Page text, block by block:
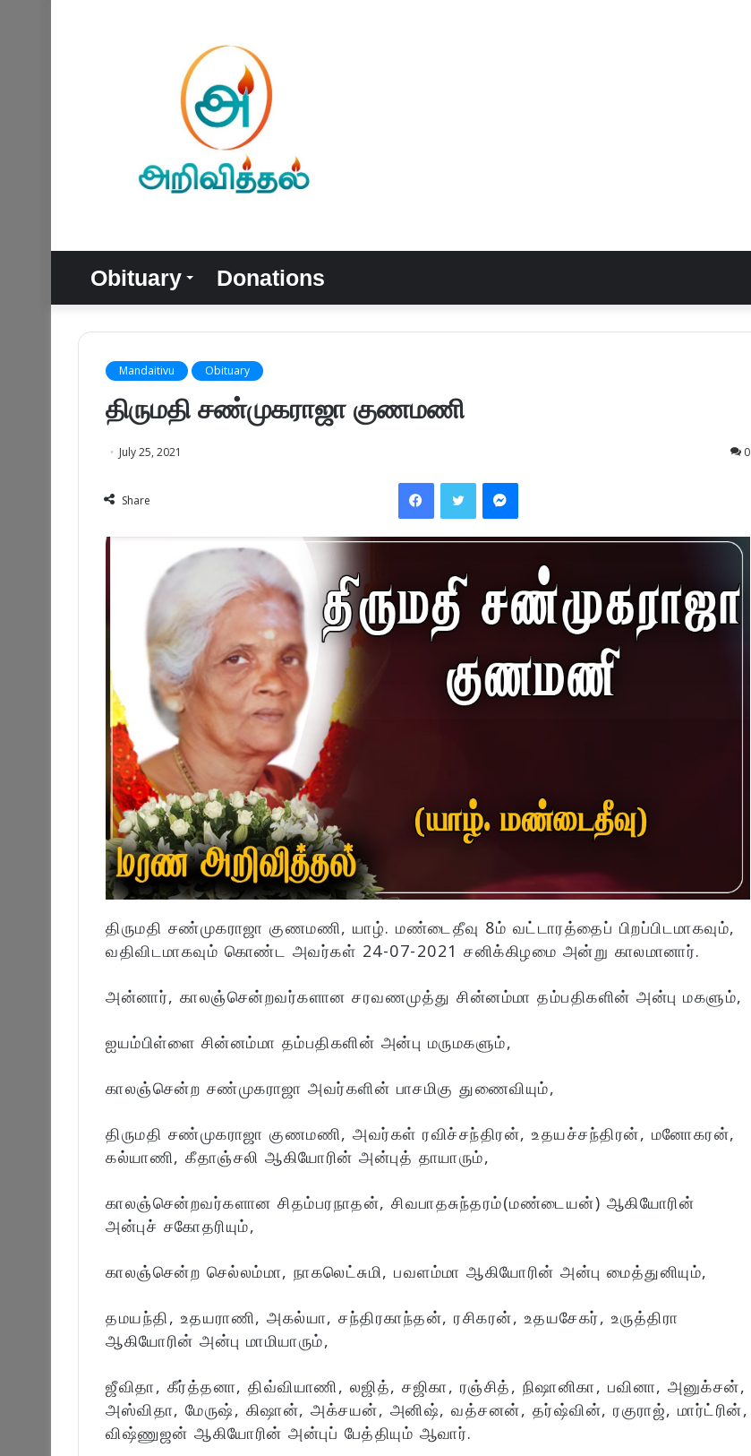
Obituary Donations
Mandaitivu Obituary
திருமதி சண்முகராஜா குணமணி
July 25, 2021 0
Share
FacebookTwitter Messenger
திருமதி சண்முகராஜா குணமணி, யாழ். மண்டைதீவு 8ம் வட்டாரத்தைப் பிறப்பிடமாகவும்,
வதிவிடமாகவும் கொண்ட அவர்கள் 24-07-2021 சனிக்கிழமை அன்று காலமானார்.
அன்னார், காலஞ்சென்றவர்களான சரவணமுத்து சின்னம்மா தம்பதிகளின் அன்பு மகளும்,
ஐயம்பிள்ளை சின்னம்மா தம்பதிகளின் அன்பு மருமகளும்,
காலஞ்சென்ற சண்முகராஜா அவர்களின் பாசமிகு துணைவியும்,
திருமதி சண்முகராஜா குணமணி, அவர்கள் ரவிச்சந்திரன், உதயச்சந்திரன், மனோகரன்,
கல்யாணி, கீதாஞ்சலி ஆகியோரின் அன்புத் தாயாரும்,
காலஞ்சென்றவர்களான சிதம்பரநாதன், சிவபாதசுந்தரம்(மண்டையன்) ஆகியோரின்
அன்புச் சகோதரியும்,
காலஞ்சென்ற செல்லம்மா, நாகலெட்சுமி, பவளம்மா ஆகியோரின் அன்பு மைத்துனியும்,
தமயந்தி, உதயராணி, அகல்யா, சந்திரகாந்தன், ரசிகரன், உதயசேகர், உருத்திரா
ஆகியோரின் அன்பு மாமியாரும்,
ஜீவிதா, கீர்த்தனா, திவ்வியாணி, லஜித், சஜிகா, ரஞ்சித், நிஷானிகா, பவினா, அனுக்சன்,
அஸ்விதா, மேருஷ், கிஷான், அக்சயன், அனிஷ், வத்சனன், தர்ஷ்வின், ரகுராஜ், மார்ட்ரின்,
விஷ்ணுஜன் ஆகியோரின் அன்புப் பேத்தியும் ஆவார்.